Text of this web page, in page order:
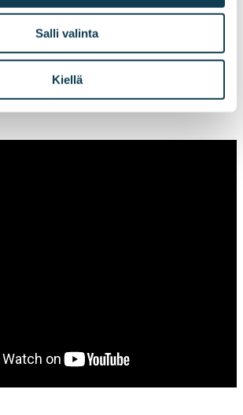
Salli valinta
Kiellä
panostaa ihmisten yhteyden
kehittämiseen.
kaiken menestyvän liiketoiminnan
ihmiset olemme